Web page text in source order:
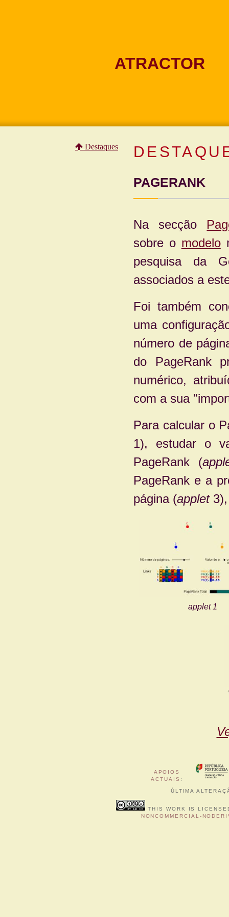
ATRACTOR
PAGERANK
Na secção
sobre o modelo
pesquisa da
associados a
Foi também
uma
número de
do PageRank
numérico,
com a sua
Para calcular o
1), estudar o
PageRank (
PageRank e a
página (applet3),
applet1
Destaques
APOIOS
ACTUAIS :
ÚLTIMA
THIS WORK IS
NONCOMMERCIAL-